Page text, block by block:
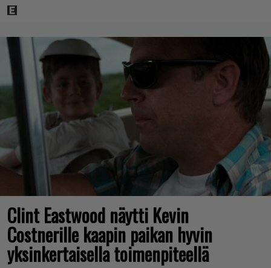
Clint Eastwood näytti Kevin
Costnerille kaapin paikan hyvin
yksinkertaisella toimenpiteellä